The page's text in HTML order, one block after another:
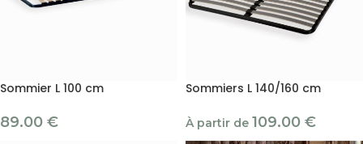
Sommier L 100 cm
89.00 €
Sommiers L 140/160 cm
À partir de 109.00 €